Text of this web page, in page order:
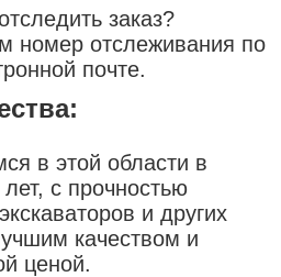
заказ?
номер отслеживания по
почте.
в этой области в
с прочностью
и других
качеством и
ценой.